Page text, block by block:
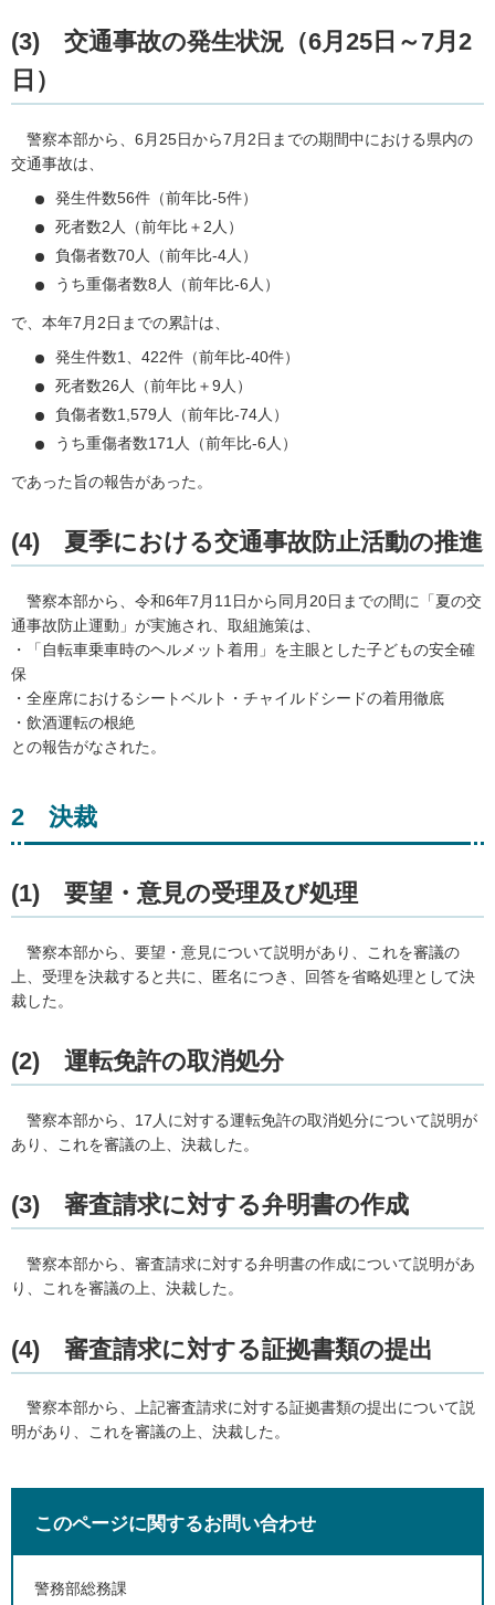
(3) 交通事故の発生状況（6月25日～7月2
日）
警察本部から、6月25日から7月2日までの期間中における県内の
交通事故は、
発生件数56件（前年比-5件）
死者数2人（前年比＋2人）
負傷者数70人（前年比-4人）
うち重傷者数8人（前年比-6人）
で、本年7月2日までの累計は、
発生件数1、422件（前年比-40件）
死者数26人（前年比＋9人）
負傷者数1,579人（前年比-74人）
うち重傷者数171人（前年比-6人）
であった旨の報告があった。
(4) 夏季における交通事故防止活動の推進
警察本部から、令和6年7月11日から同月20日までの間に「夏の交
通事故防止運動」が実施され、取組施策は、
・「自転車乗車時のヘルメット着用」を主眼とした子どもの安全確
保
・全座席におけるシートベルト・チャイルドシードの着用徹底
・飲酒運転の根絶
との報告がなされた。
2 決裁
(1) 要望・意見の受理及び処理
警察本部から、要望・意見について説明があり、これを審議の
上、受理を決裁すると共に、匿名につき、回答を省略処理として決
裁した。
(2) 運転免許の取消処分
警察本部から、17人に対する運転免許の取消処分について説明が
あり、これを審議の上、決裁した。
(3) 審査請求に対する弁明書の作成
警察本部から、審査請求に対する弁明書の作成について説明があ
り、これを審議の上、決裁した。
(4) 審査請求に対する証拠書類の提出
警察本部から、上記審査請求に対する証拠書類の提出について説
明があり、これを審議の上、決裁した。
このページに関するお問い合わせ
警務部総務課